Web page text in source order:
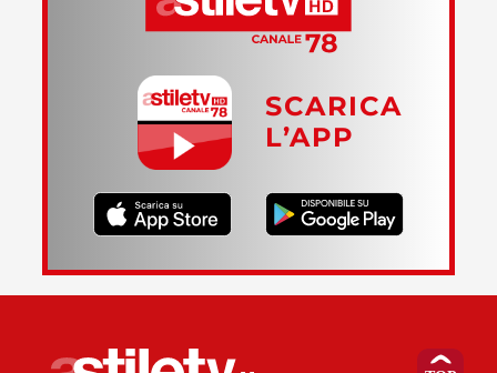
SCARICA
L’APP